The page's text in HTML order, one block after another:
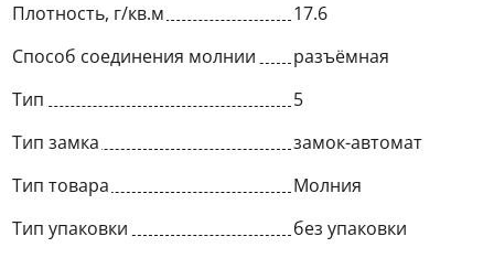
Плотность, г/кв.м
17.6
Способ соединения молнии
разъёмная
Тип
5
Тип замка
замок-автомат
Тип товара
Молния
Тип упаковки
без упаковки